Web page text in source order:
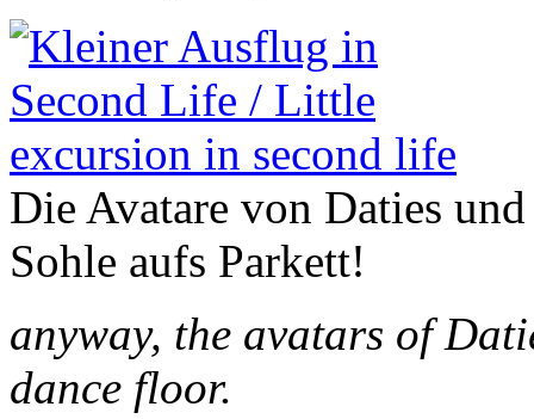
Die Avatare von Daties
Sohle aufs Parkett!
anyway, the avatars of
dance floor.